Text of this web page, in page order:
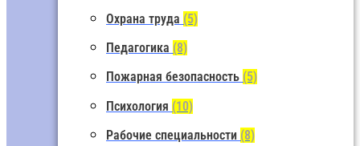
Охрана труда (5)
Педагогика (8)
Пожарная безопасность (5)
Психология (10)
Рабочие специальности (8)